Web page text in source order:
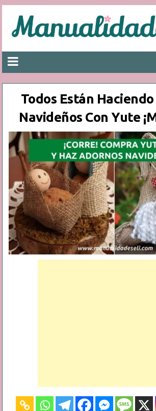
Todos Están
Navideños Con Yute